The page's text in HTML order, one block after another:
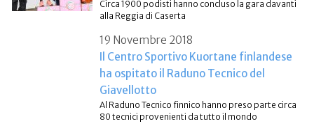
Circa 1900 podisti hanno concluso la gara davanti
alla Reggia di Caserta
19 Novembre 2018
Il Centro Sportivo Kuortane finlandese
ha ospitato il Raduno Tecnico del
Giavellotto
Al Raduno Tecnico finnico hanno preso parte circa
80 tecnici provenienti da tutto il mondo